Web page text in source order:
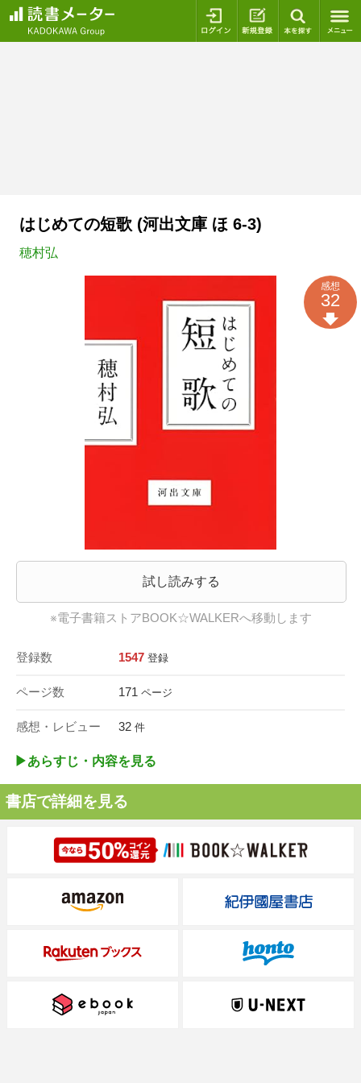
ログイン 新規登録
はじめての短歌 (河出文庫 ほ 6-3)
穂村弘
試し読みする
※電子書籍ストアBOOK☆WALKERへ移動します
登録数 1547 登録
ページ数 171 ページ
感想・レビュー 32 件
感想
32
▶︎あらすじ・内容を見る
書店で詳細を見る